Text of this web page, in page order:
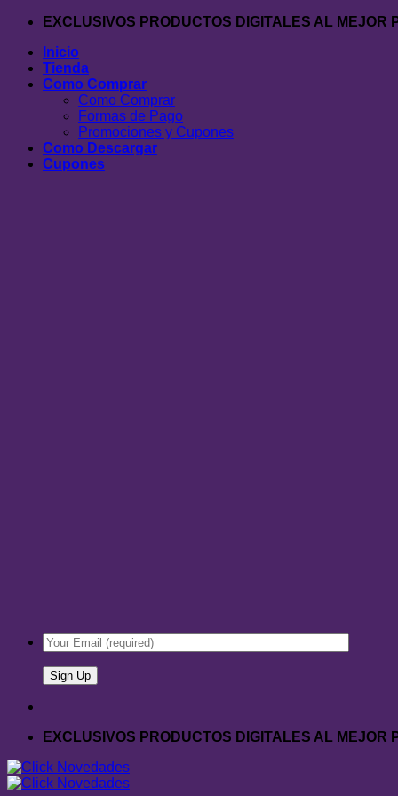
Saltar
contenido
EXCLUSIVOS PRODUCTOS DIGITALES AL MEJOR
Inicio
Tienda
Como Comprar
Como Comprar
Formas de Pago
Promociones y Cupones
Como Descargar
Cupones
EXCLUSIVOS PRODUCTOS DIGITALES AL MEJOR